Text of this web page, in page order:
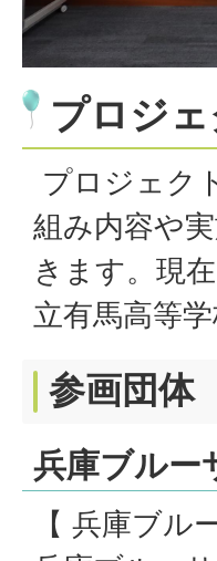
プロジ
プロジェク
組み内容や
きます。現
立有馬高等
参画団体
兵庫ブルー
【 兵庫ブル